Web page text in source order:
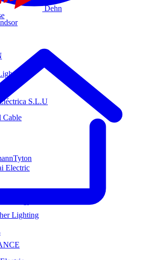
Dehn
S.L.U
Cable
Electric
Lighting